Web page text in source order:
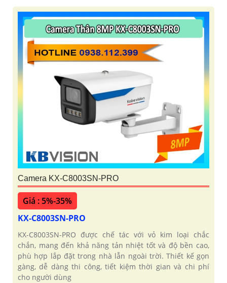
Camera KX-C8003SN-PRO
Giá : 5%-35%
KX-C8003SN-PRO
KX-C8003SN-PRO được chế tác với vỏ kim loại chắc
chắn, mang đến khả năng tản nhiệt tốt và độ bền cao,
phù hợp lắp đặt trong nhà lẫn ngoài trời. Thiết kế gọn
gàng, dễ dàng thi công, tiết kiệm thời gian và chi phí
cho người dùng